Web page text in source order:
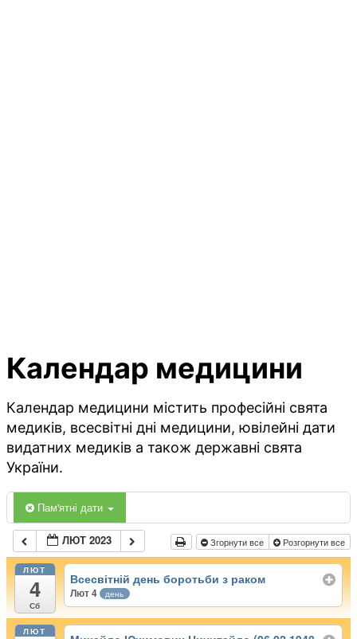
Календар медицини
Календар медицини містить професійні свята
медиків, всесвітні дні медицини, ювілейні дати
видатних медиків а також державні свята
України.
Пам'ятні дати
ЛЮТ 2023 Згорнути все Розгорнути все
ЛЮТ
4
Сб
Всесвітній день боротьби з раком
Лют 4 день
ЛЮТ